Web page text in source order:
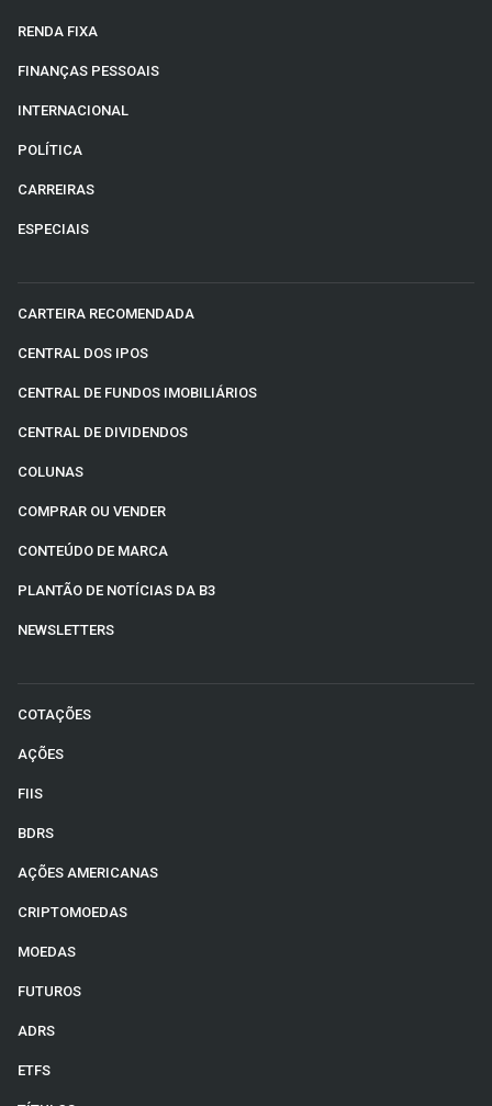
RENDA FIXA
FINANÇAS PESSOAIS
INTERNACIONAL
POLÍTICA
CARREIRAS
ESPECIAIS
CARTEIRA RECOMENDADA
CENTRAL DOS IPOS
CENTRAL DE FUNDOS IMOBILIÁRIOS
CENTRAL DE DIVIDENDOS
COLUNAS
COMPRAR OU VENDER
CONTEÚDO DE MARCA
PLANTÃO DE NOTÍCIAS DA B3
NEWSLETTERS
COTAÇÕES
AÇÕES
FIIS
BDRS
AÇÕES AMERICANAS
CRIPTOMOEDAS
MOEDAS
FUTUROS
ADRS
ETFS